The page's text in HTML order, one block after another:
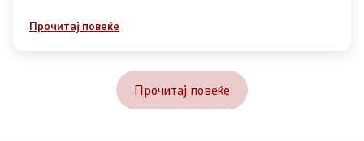
Прочитај повеќе
Прочитај повеќе